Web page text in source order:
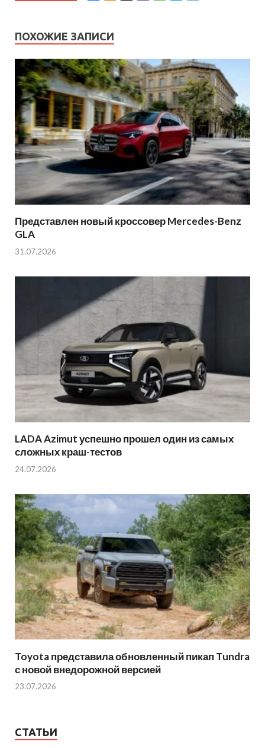
ПОХОЖИЕ ЗАПИСИ
Представлен новый кроссовер Mercedes-Benz
GLA
31.07.2026
LADA Azimut успешно прошел один из самых
сложных краш-тестов
24.07.2026
Toyota представила обновленный пикап Tundra
с новой внедорожной версией
23.07.2026
СТАТЬИ